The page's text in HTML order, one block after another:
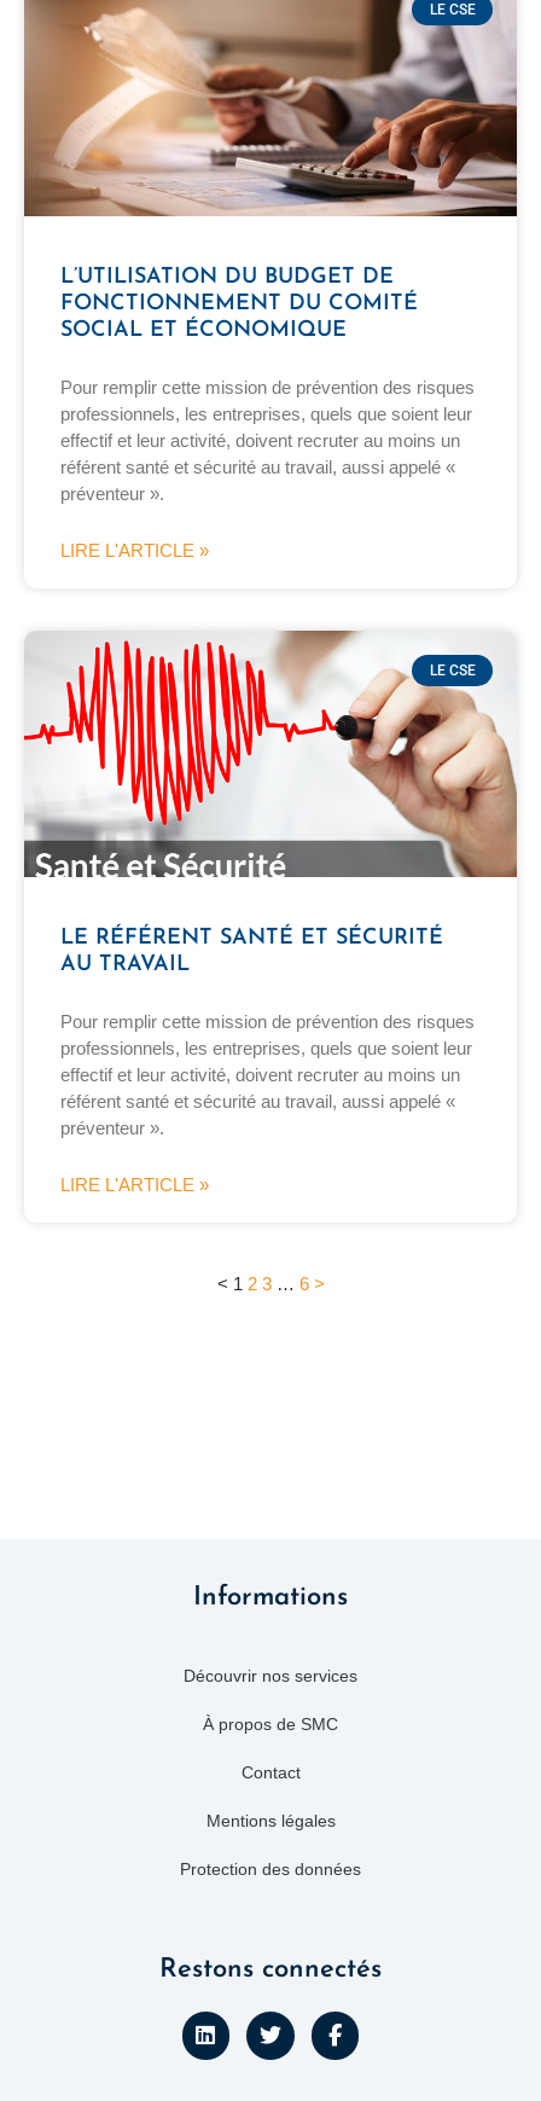
LE CSE
L’UTILISATION DU BUDGET DE
FONCTIONNEMENT DU COMITÉ
SOCIAL ET ÉCONOMIQUE
Pour remplir cette mission de prévention des risques
professionnels, les entreprises, quels que soient leur
effectif et leur activité, doivent recruter au moins un
référent santé et sécurité au travail, aussi appelé «
préventeur ».
LIRE L'ARTICLE »
LE CSE
LE RÉFÉRENT SANTÉ ET SÉCURITÉ
AU TRAVAIL
Pour remplir cette mission de prévention des risques
professionnels, les entreprises, quels que soient leur
effectif et leur activité, doivent recruter au moins un
référent santé et sécurité au travail, aussi appelé «
préventeur ».
LIRE L'ARTICLE »
< 1 2 3 … 6 >
Informations
Découvrir nos services
À propos de SMC
Contact
Mentions légales
Protection des données
Restons connectés
L
i
n
T
w
i
F
a
c